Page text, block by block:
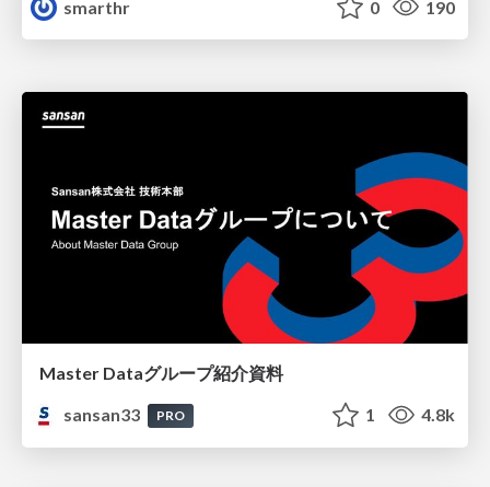
smarthr
0 190
Master Dataグループ紹介資料
sansan33
PRO 1 4.8k